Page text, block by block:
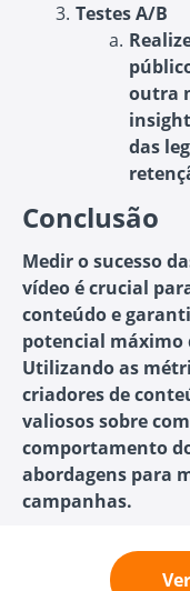
Testes A/B
outra
das
Conclusão
Medir o sucesso
vídeo é crucial
conteúdo e
potencial máximo
Utilizando as
criadores de
valiosos sobre
comportamento
abordagens para
campanhas.